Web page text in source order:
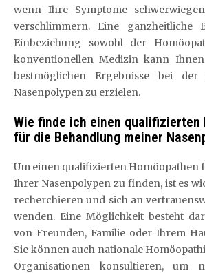
wenn Ihre Symptome
verschlimmern. Eine ganzheitliche
Einbeziehung sowohl der
konventionellen Medizin kann
bestmöglichen Ergebnisse bei
Nasenpolypen zu erzielen.
Wie finde ich einen qualifizierten
für die Behandlung meiner
Um einen qualifizierten Homöopathen
Ihrer Nasenpolypen zu finden, ist es
recherchieren und sich an
wenden. Eine Möglichkeit besteht
von Freunden, Familie oder Ihrem
Sie können auch nationale
Organisationen konsultieren, um